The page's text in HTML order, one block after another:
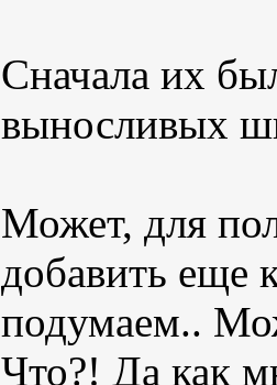
Сначала их
выносливых
Может, для
добавить еще
подумаем..
Что?! Да как